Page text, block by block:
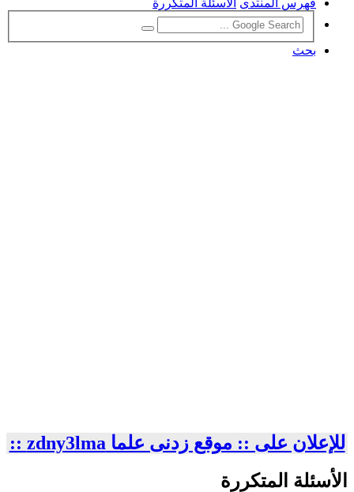
فهرس المنتدى الأسئلة المتكررة
بحث
للإعلان على :: موقع زدنى علما zdny3lma ::
الأسئلة المتكررة